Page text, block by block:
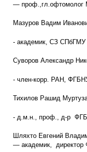
—
Мазуров Вадим
- академик, СЗ
Суворов Александр
- член-корр. РАН,
Тихилов Рашид
- д.м.н., проф., д-р
Шляхто Евгений
— академик,